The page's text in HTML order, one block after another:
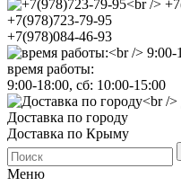
+7(978)723-79-95
+7(978)084-46-93
время работы:
9:00-18:00, сб: 10:00-15:00
Доставка по городу
Доставка по Крыму
Меню